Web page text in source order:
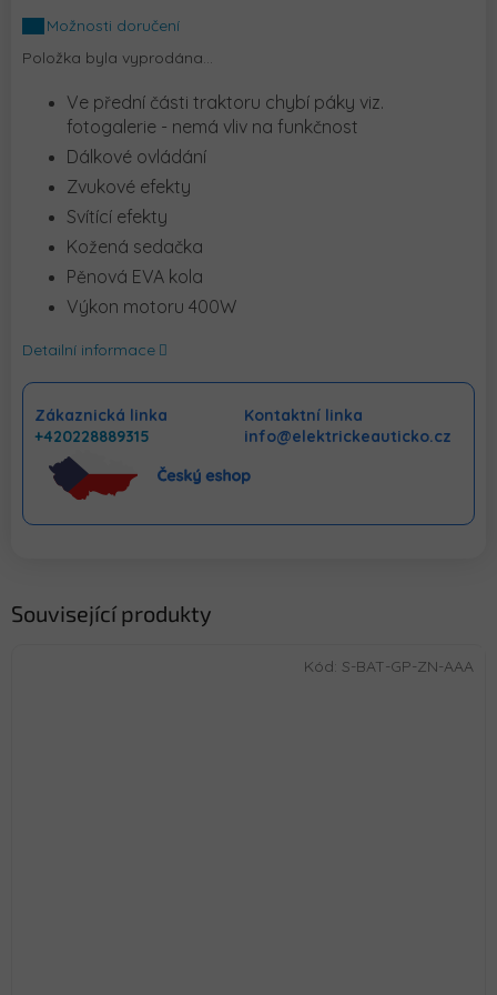
cena:Možnosti doručení
Položka byla vyprodána…
Ve přední části traktoru chybí páky viz.
fotogalerie - nemá vliv na funkčnost
Dálkové ovládání
Zvukové efekty
Svítící efekty
Kožená sedačka
Pěnová EVA kola
Výkon motoru 400W
Detailní informace
Zákaznická linka
+420228889315
Kontaktní linka
info@elektrickeauticko.cz
Související produkty
Kód: S-BAT-GP-ZN-AAA